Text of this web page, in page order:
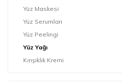
Yüz Maskesi
Yüz Serumları
Yüz Peelingi
Yüz Yağı
Kırışıklık Kremi